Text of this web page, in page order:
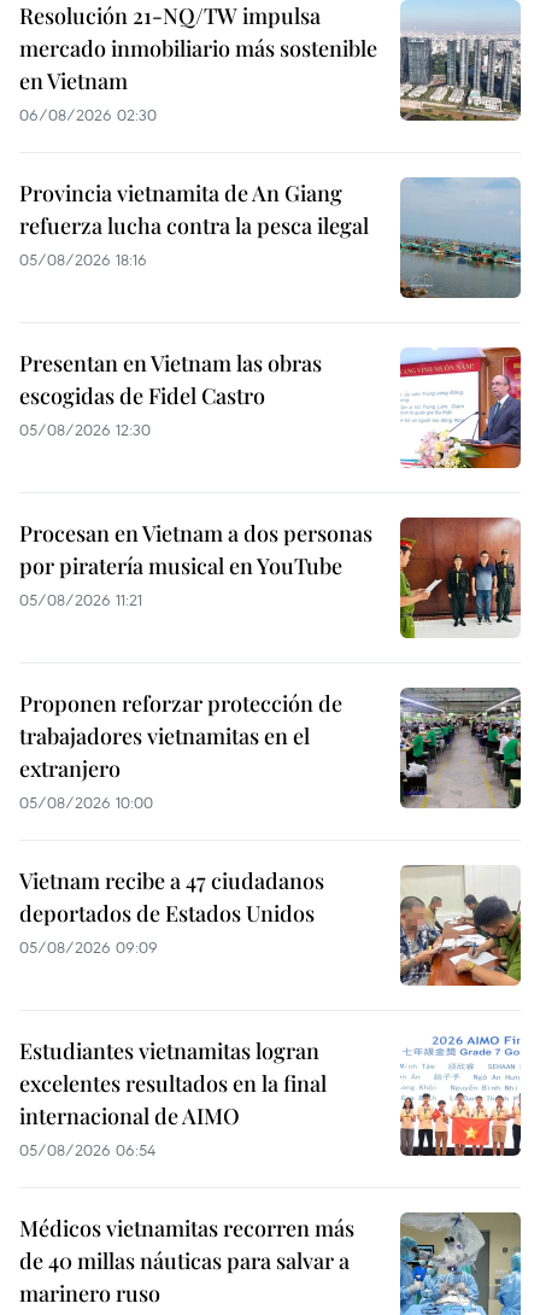
Resolución 21-NQ/TW impulsa
mercado inmobiliario más sostenible
en Vietnam
06/08/2026 02:30
Provincia vietnamita de An Giang
refuerza lucha contra la pesca ilegal
05/08/2026 18:16
Presentan en Vietnam las obras
escogidas de Fidel Castro
05/08/2026 12:30
Procesan en Vietnam a dos personas
por piratería musical en YouTube
05/08/2026 11:21
Proponen reforzar protección de
trabajadores vietnamitas en el
extranjero
05/08/2026 10:00
Vietnam recibe a 47 ciudadanos
deportados de Estados Unidos
05/08/2026 09:09
Estudiantes vietnamitas logran
excelentes resultados en la final
internacional de AIMO
05/08/2026 06:54
Médicos vietnamitas recorren más
de 40 millas náuticas para salvar a
marinero ruso